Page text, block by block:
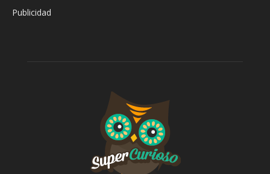
Publicidad